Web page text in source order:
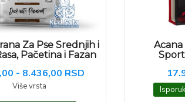
Za Pse Srednjih i
Pačetina i Fazan
- 8.436,00 RSD
Više vrsta
Acana